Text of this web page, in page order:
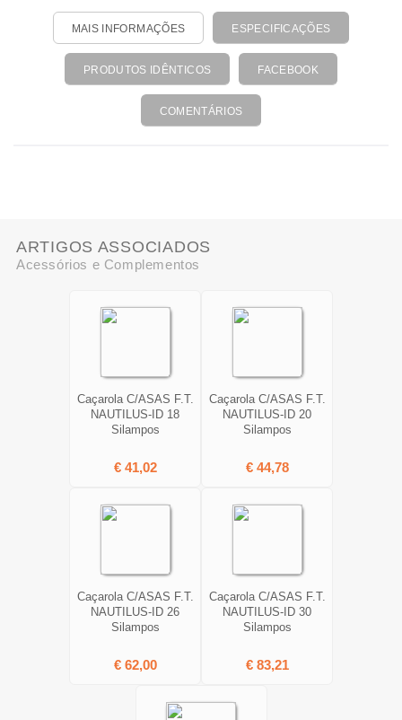
MAIS INFORMAÇÕES ESPECIFICAÇÕES
PRODUTOS IDÊNTICOS FACEBOOK
COMENTÁRIOS
ARTIGOS ASSOCIADOS
Acessórios e Complementos
Caçarola C/ASAS F.T.
NAUTILUS-ID 18
Silampos
€ 41,02
Caçarola C/ASAS F.T.
NAUTILUS-ID 20
Silampos
€ 44,78
Caçarola C/ASAS F.T.
NAUTILUS-ID 26
Silampos
€ 62,00
Caçarola C/ASAS F.T.
NAUTILUS-ID 30
Silampos
€ 83,21